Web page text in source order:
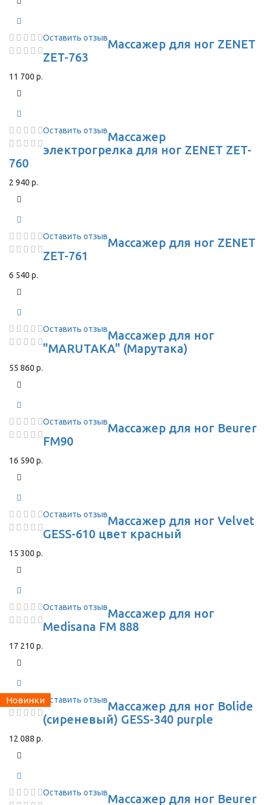
Оставить отзывМассажер для ног ZENET
ZET-763
11 700 р.
Оставить отзывМассажер
электрогрелка для ног ZENET ZET-
760
2 940 р.
Оставить отзывМассажер для ног ZENET
ZET-761
6 540 р.
Оставить отзывМассажер для ног
"MARUTAKA" (Марутака)
55 860 р.
Оставить отзывМассажер для ног Beurer
FM90
16 590 р.
Оставить отзывМассажер для ног Velvet
GESS-610 цвет красный
15 300 р.
Оставить отзывМассажер для ног
Medisana FM 888
17 210 р.
Оставить отзыв
Новинки
Массажер для ног Bolide
(сиреневый) GESS-340 purple
12 088 р.
Оставить отзывМассажер для ног Beurer